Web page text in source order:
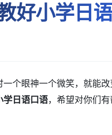
好小学日
个眼神一个微笑，就能改
学日语口语，希望对你们